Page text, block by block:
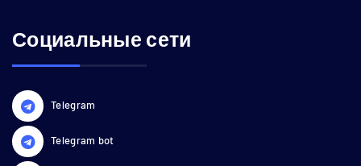
Социальные сети
Telegram
Telegram bot